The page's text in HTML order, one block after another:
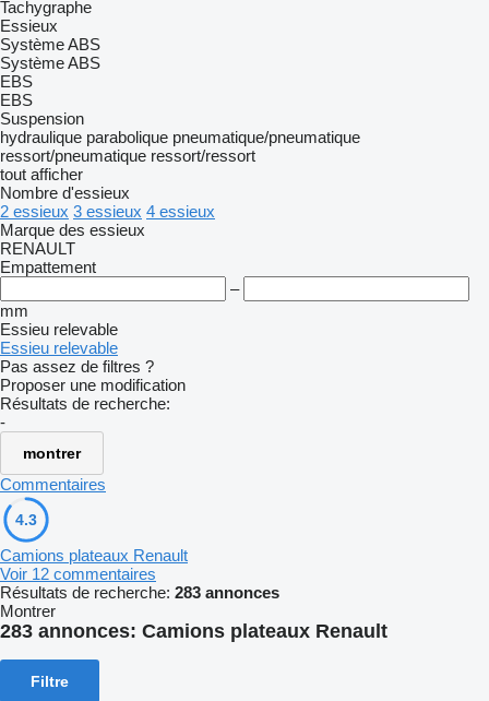
Tachygraphe
Essieux
Système ABS
Système ABS
EBS
EBS
Suspension
hydraulique parabolique pneumatique/pneumatique
ressort/pneumatique ressort/ressort
tout afficher
Nombre d'essieux
2 essieux 3 essieux 4 essieux
Marque des essieux
RENAULT
Empattement
–
mm
Essieu relevable
Essieu relevable
Pas assez de filtres ?
Proposer une modification
Résultats de recherche:
-
montrer
Commentaires
4.3
Camions plateaux Renault
Voir 12 commentaires
Résultats de recherche: 283 annonces
Montrer
283 annonces: Camions plateaux Renault
Filtre